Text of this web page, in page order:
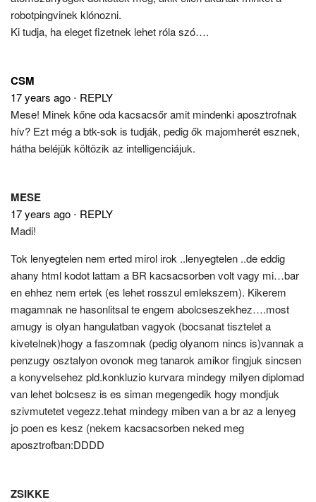
robotpingvinek klónozni.
Ki tudja, ha eleget fizetnek lehet róla szó….
CSM
17 years ago ⋅ REPLY
Mese! Minek kőne oda kacsacsőr amit mindenki aposztrofnak
hív? Ezt még a btk-sok is tudják, pedig ők majomherét esznek,
hátha beléjük költözik az intelligenciájuk.
MESE
17 years ago ⋅ REPLY
Madi!
Tok lenyegtelen nem erted mirol irok ..lenyegtelen ..de eddig
ahany html kodot lattam a BR kacsacsorben volt vagy mi…bar
en ehhez nem ertek (es lehet rosszul emlekszem). Kikerem
magamnak ne hasonlitsal te engem abolcseszekhez….most
amugy is olyan hangulatban vagyok (bocsanat tisztelet a
kivetelnek)hogy a faszomnak (pedig olyanom nincs is)vannak a
penzugy osztalyon ovonok meg tanarok amikor fingjuk sincsen
a konyvelsehez pld.konkluzio kurvara mindegy milyen diplomad
van lehet bolcsesz is es siman megengedik hogy mondjuk
szivmutetet vegezz.tehat mindegy miben van a br az a lenyeg
jo poen es kesz (nekem kacsacsorben neked meg
aposztrofban:DDDD
ZSIKKE